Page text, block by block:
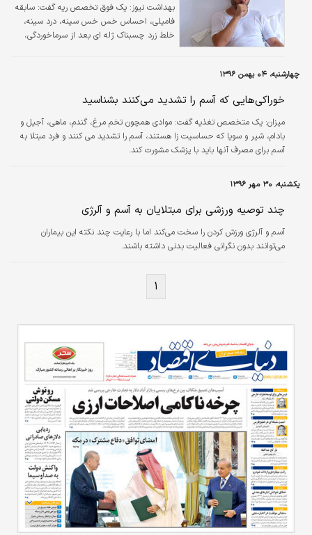
بهداشت نیوز: یک فوق تخصص ریه گفت: سابقه
فامیلی، احساس خس خس سینه، درد سینه،
خلط زرد چسبناک ژله ای بعد از سرماخوردگی،
چهارشنبه، ۰۴ بهمن ۱۳۹۶
خوراکی‌هایی که آسم را تشدید می‌کنند بشناسید
میزان: یک متخصص تغذیه گفت: موادی همچون تخم مرغ، گندم، ماهی، آجیل و
بادام، شیر و سویا که حساسیت زا هستند، آسم را تشدید می کنند و فرد مبتلا به
آسم برای مصرف آنها باید با پزشک مشورت کند.
یکشنبه، ۳۰ مهر ۱۳۹۶
چند توصیه ورزشی برای مبتلایان به آسم و آلرژی
آسم و آلرژی ورزش کردن را سخت می‌کند اما با رعایت چند نکته این بیماران
می‌توانند بدون نگرانی فعالیت بدنی داشته باشند.
۱